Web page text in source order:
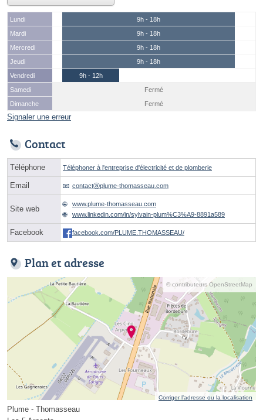
Lundi
9h - 18h
Mardi
9h - 18h
Mercredi
9h - 18h
Jeudi
9h - 18h
Vendredi
9h - 12h
Samedi
Fermé
Dimanche
Fermé
Signaler une erreur
Contact
Téléphone Téléphoner à l'entreprise d'électricité et de plomberie
Email contactⓐplume-thomasseau.com
Site web
www.plume-thomasseau.com
www.linkedin.com/in/sylvain-plum%C3%A9-8891a589
Facebook facebook.com/PLUME.THOMASSEAU/
Plan et adresse
© contributeurs OpenStreetMap
Corriger l’adresse ou la localisation
Plume - Thomasseau